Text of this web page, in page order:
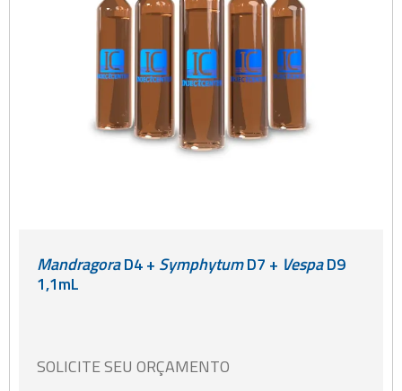
MandragoraD4 + SymphytumD7 + VespaD9
1,1mL
SOLICITE SEU ORÇAMENTO